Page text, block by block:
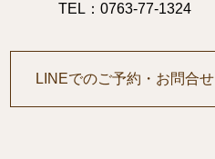
TEL：0763-77-1324
LINEでのご予約・お問合せ